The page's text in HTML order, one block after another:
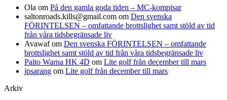
Ola om På den gamla goda tiden – MC-kompisar
saltonroads.kills@gmail.com om Den svenska
FÖRINTELSEN – omfattande brottslighet samt stöld av tid
från våra tidsbegränsade liv
Avawafom Den svenska FÖRINTELSEN – omfattande
brottslighet samt stöld av tid från våra tidsbegränsade liv
Paito Warna HK 4D om Lite golf från december till mars
jpsarang om Lite golf från december till mars
Arkiv